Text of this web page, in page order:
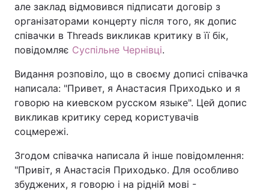
Україна Політика
Економіка Світ
Техно і зв'язок Лайт
Зброя Інциденти
Цікавинки Погода
але заклад відмовився підписати договір з
організаторами концерту після того, як допис
співачки в Threads викликав критику в її бік,
повідомляє Суспільне Чернівці.
Видання розповіло, що в своєму дописі співачка
написала: "Привет, я Анастасия Приходько и я
говорю на киевском русском языке". Цей допис
викликав критику серед користувачів
соцмережі.
Згодом співачка написала й інше повідомлення:
"Привіт, я Анастасія Приходько. Для особливо
збуджених, я говорю і на рідній мові -